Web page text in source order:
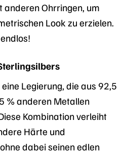
anderen Ohrringen, um
Look zu erzielen.
Legierung, die aus 92,5
% anderen Metallen
Kombination verleiht
Härte und
dabei seinen edlen